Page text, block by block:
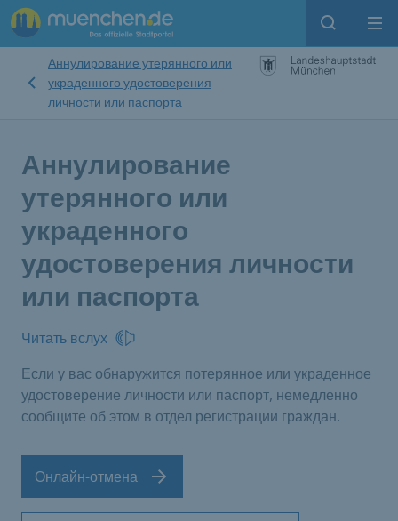
Open
Аннулирование утерянного или
украденного удостоверения
личности или паспорта
Аннулирование
утерянного или
украденного
удостоверения личности
или паспорта
Читать вслух
Если у вас обнаружится потерянное или украденное
удостоверение личности или паспорт, немедленно
сообщите об этом в отдел регистрации граждан.
Онлайн-отмена